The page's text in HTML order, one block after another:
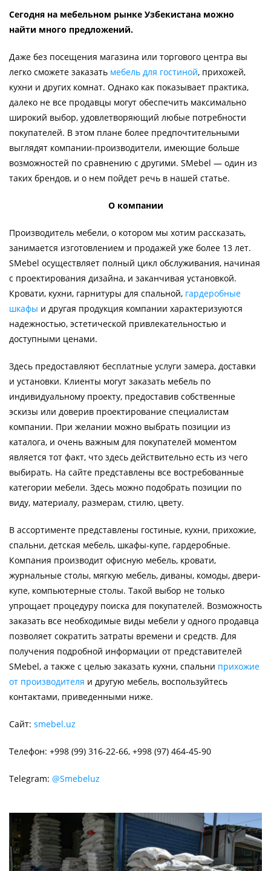
Сегодня на мебельном рынке Узбекистана можно
найти много предложений.
Даже без посещения магазина или торгового центра вы
легко сможете заказать мебель для гостиной, прихожей,
кухни и других комнат. Однако как показывает практика,
далеко не все продавцы могут обеспечить максимально
широкий выбор, удовлетворяющий любые потребности
покупателей. В этом плане более предпочтительными
выглядят компании-производители, имеющие больше
возможностей по сравнению с другими. SMebel — один из
таких брендов, и о нем пойдет речь в нашей статье.
О компании
Производитель мебели, о котором мы хотим рассказать,
занимается изготовлением и продажей уже более 13 лет.
SMebel осуществляет полный цикл обслуживания, начиная
с проектирования дизайна, и заканчивая установкой.
Кровати, кухни, гарнитуры для спальной, гардеробные
шкафы и другая продукция компании характеризуются
надежностью, эстетической привлекательностью и
доступными ценами.
Здесь предоставляют бесплатные услуги замера, доставки
и установки. Клиенты могут заказать мебель по
индивидуальному проекту, предоставив собственные
эскизы или доверив проектирование специалистам
компании. При желании можно выбрать позиции из
каталога, и очень важным для покупателей моментом
является тот факт, что здесь действительно есть из чего
выбирать. На сайте представлены все востребованные
категории мебели. Здесь можно подобрать позиции по
виду, материалу, размерам, стилю, цвету.
В ассортименте представлены гостиные, кухни, прихожие,
спальни, детская мебель, шкафы-купе, гардеробные.
Компания производит офисную мебель, кровати,
журнальные столы, мягкую мебель, диваны, комоды, двери-
купе, компьютерные столы. Такой выбор не только
упрощает процедуру поиска для покупателей. Возможность
заказать все необходимые виды мебели у одного продавца
позволяет сократить затраты времени и средств. Для
получения подробной информации от представителей
SMebel, а также с целью заказать кухни, спальни прихожие
от производителя и другую мебель, воспользуйтесь
контактами, приведенными ниже.
Сайт: smebel.uz
Телефон: +998 (99) 316-22-66, +998 (97) 464-45-90
Telegram: @Smebeluz